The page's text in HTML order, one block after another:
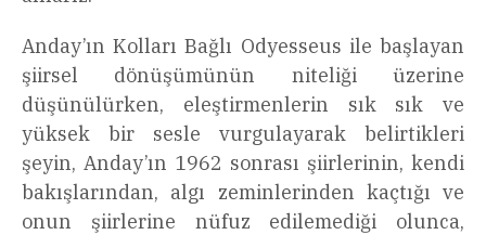
Anday’ın Kolları Bağlı Odyesseus ile başlayan
şiirsel dönüşümünün niteliği üzerine
düşünülürken, eleştirmenlerin sık sık ve
yüksek bir sesle vurgulayarak belirtikleri
şeyin, Anday’ın 1962 sonrası şiirlerinin, kendi
bakışlarından, algı zeminlerinden kaçtığı ve
onun şiirlerine nüfuz edilemediği olunca,